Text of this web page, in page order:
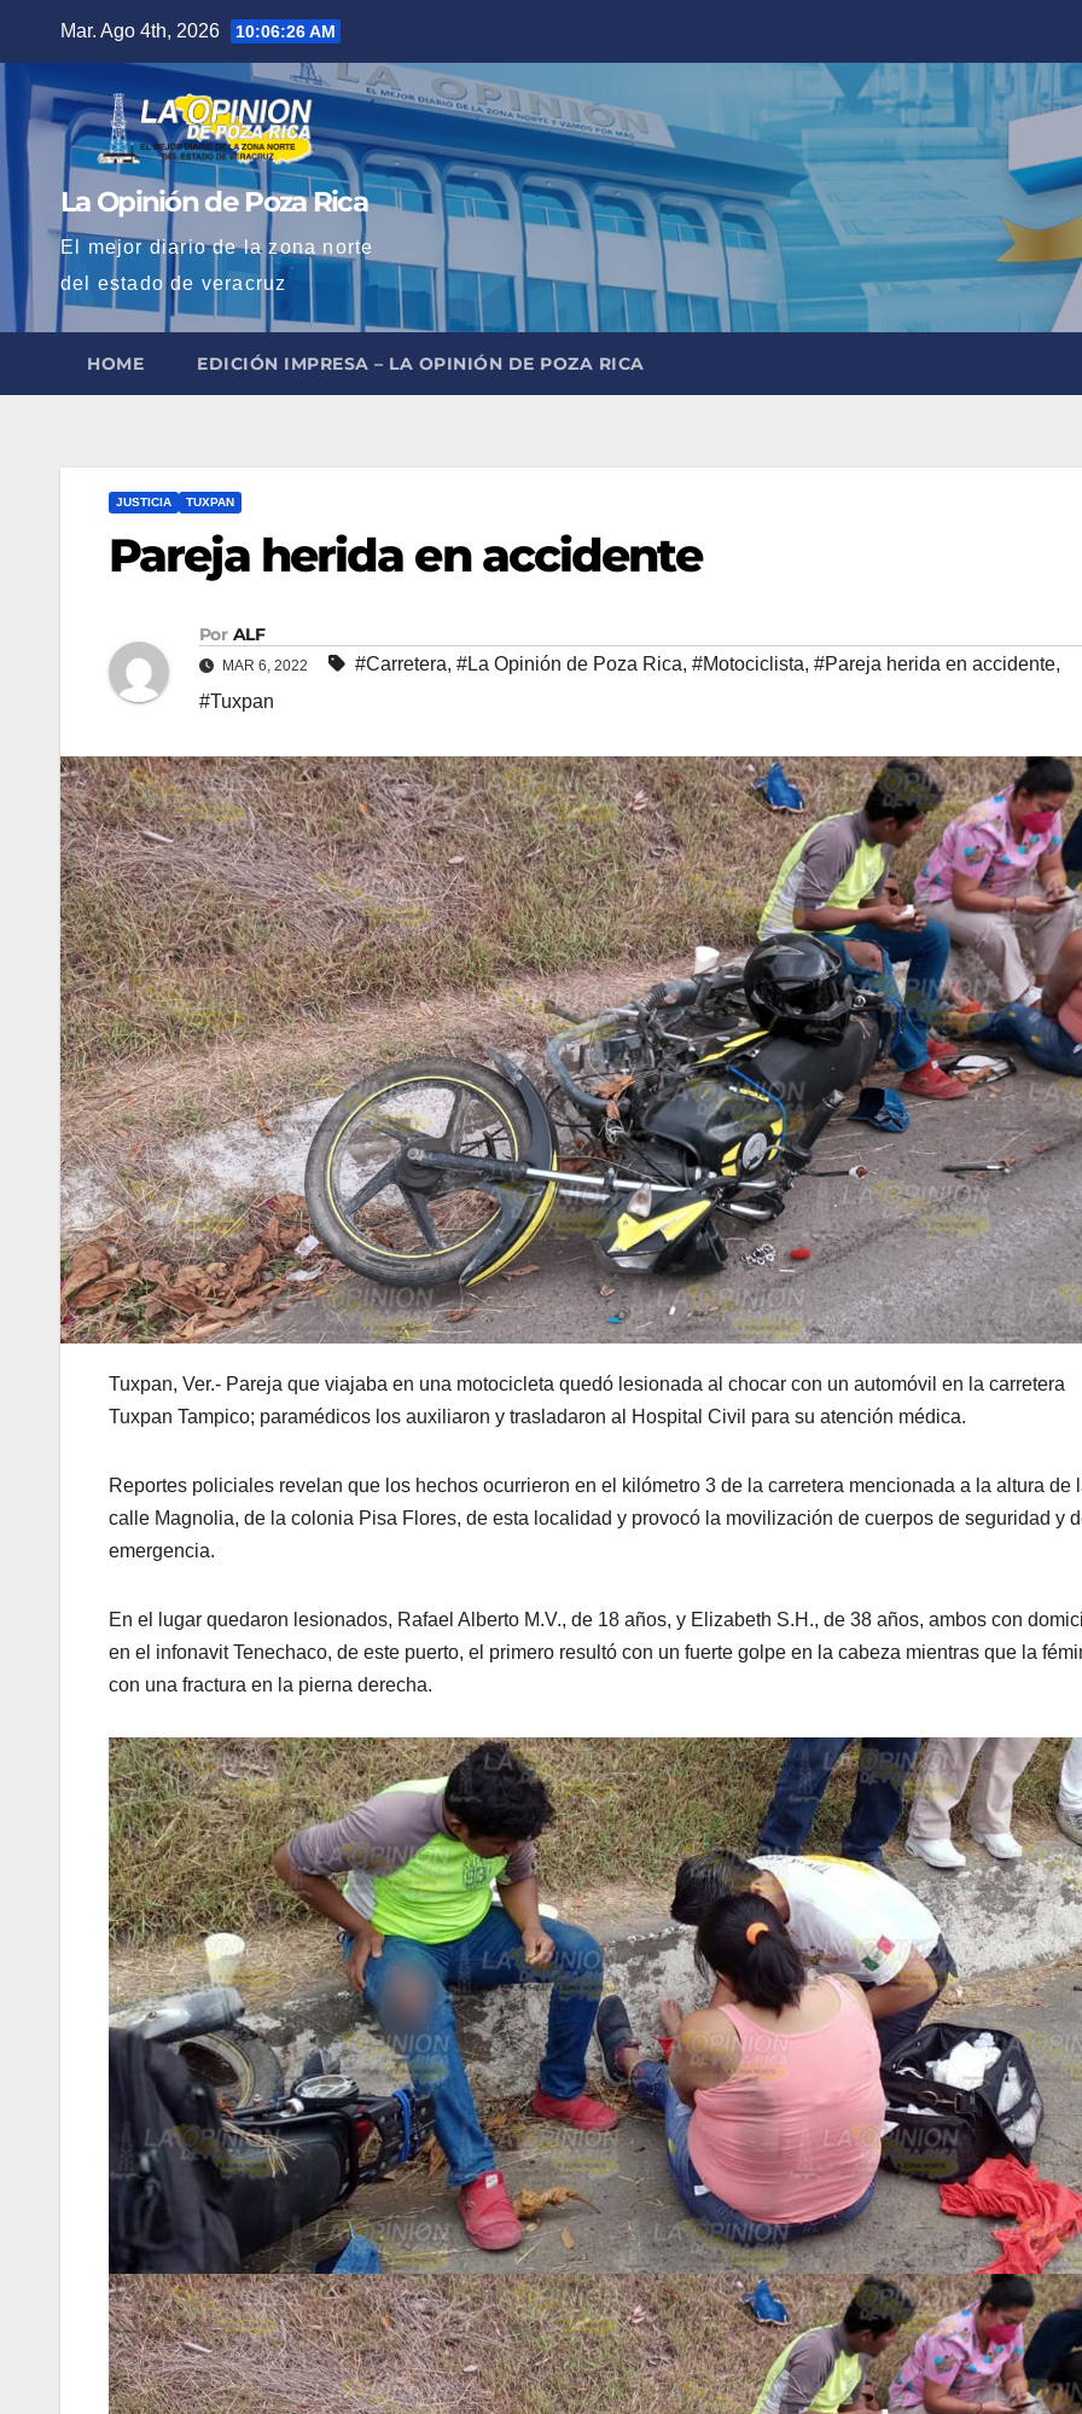
contenido
Mar. Ago 4th, 2026 10:06:28 AM
La Opinión de Poza Rica
El mejor diario de la zona norte
del estado de veracruz
HOME EDICIÓN IMPRESA – LA OPINIÓN DE POZA RICA
JUSTICIA TUXPAN
Pareja herida en accidente
Por ALF
MAR 6, 2022 #Carretera, #La Opinión de Poza Rica, #Motociclista, #Pareja herida en accidente,
#Tuxpan
Tuxpan, Ver.- Pareja que viajaba en una motocicleta quedó lesionada al chocar con un automóvil en la carretera
Tuxpan Tampico; paramédicos los auxiliaron y trasladaron al Hospital Civil para su atención médica.
Reportes policiales revelan que los hechos ocurrieron en el kilómetro 3 de la carretera mencionada a la altura de
calle Magnolia, de la colonia Pisa Flores, de esta localidad y provocó la movilización de cuerpos de seguridad y
emergencia.
En el lugar quedaron lesionados, Rafael Alberto M.V., de 18 años, y Elizabeth S.H., de 38 años, ambos con
en el infonavit Tenechaco, de este puerto, el primero resultó con un fuerte golpe en la cabeza mientras que la
con una fractura en la pierna derecha.